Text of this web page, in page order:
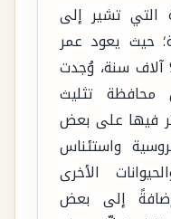
التي تشير إلى
حيث يعود عمر
هذه الحضارة إلى أكثر من 9 آلاف سنة، وُجدت
تثليث
فيها على بعض
واستئناس
الأخرى
إضافةً إلى بعض